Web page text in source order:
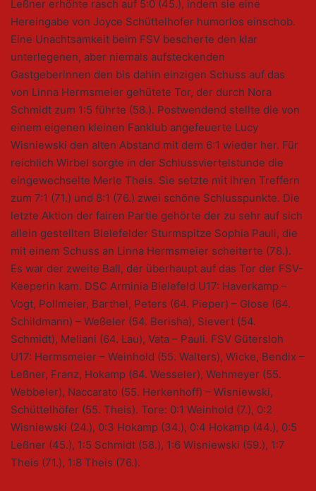
Leßner erhöhte rasch auf 5:0 (45.), indem sie eine
Hereingabe von Joyce Schüttelhofer humorlos einschob.
Eine Unachtsamkeit beim FSV bescherte den klar
unterlegenen, aber niemals aufsteckenden
Gastgeberinnen den bis dahin einzigen Schuss auf das
von Linna Hermsmeier gehütete Tor, der durch Nora
Schmidt zum 1:5 führte (58.). Postwendend stellte die von
einem eigenen kleinen Fanklub angefeuerte Lucy
Wisniewski den alten Abstand mit dem 6:1 wieder her. Für
reichlich Wirbel sorgte in der Schlussviertelstunde die
eingewechselte Merle Theis. Sie setzte mit ihren Treffern
zum 7:1 (71.) und 8:1 (76.) zwei schöne Schlusspunkte. Die
letzte Aktion der fairen Partie gehörte der zu sehr auf sich
allein gestellten Bielefelder Sturmspitze Sophia Pauli, die
mit einem Schuss an Linna Hermsmeier scheiterte (78.).
Es war der zweite Ball, der überhaupt auf das Tor der FSV-
Keeperin kam. DSC Arminia Bielefeld U17: Haverkamp –
Vogt, Pollmeier, Barthel, Peters (64. Pieper) – Glose (64.
Schildmann) – Weßeler (54. Berisha), Sievert (54.
Schmidt), Meliani (64. Lau), Vata – Pauli. FSV Gütersloh
U17: Hermsmeier – Weinhold (55. Walters), Wicke, Bendix –
Leßner, Franz, Hokamp (64. Wesseler), Wehmeyer (55.
Webbeler), Naccarato (55. Herkenhoff) – Wisniewski,
Schüttelhöfer (55. Theis). Tore: 0:1 Weinhold (7.), 0:2
Wisniewski (24.), 0:3 Hokamp (34.), 0:4 Hokamp (44.), 0:5
Leßner (45.), 1:5 Schmidt (58.), 1:6 Wisniewski (59.), 1:7
Theis (71.), 1:8 Theis (76.).